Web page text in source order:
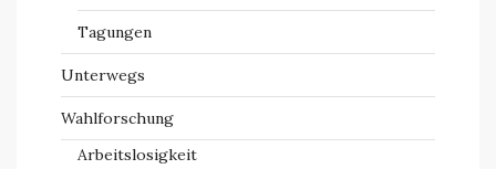
Tagungen
Unterwegs
Wahlforschung
Arbeitslosigkeit